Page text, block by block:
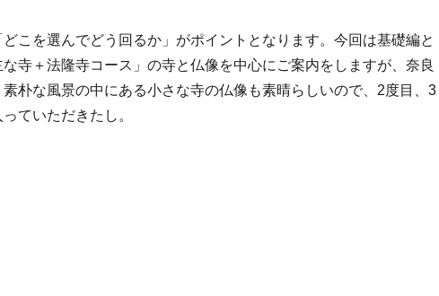
こを選んでどう回るか」がポイントとなります。今回は基礎編と
寺＋法隆寺コース」の寺と仏像を中心にご案内をしますが、奈良
朴な風景の中にある小さな寺の仏像も素晴らしいので、2度目、3
ていただきたし。